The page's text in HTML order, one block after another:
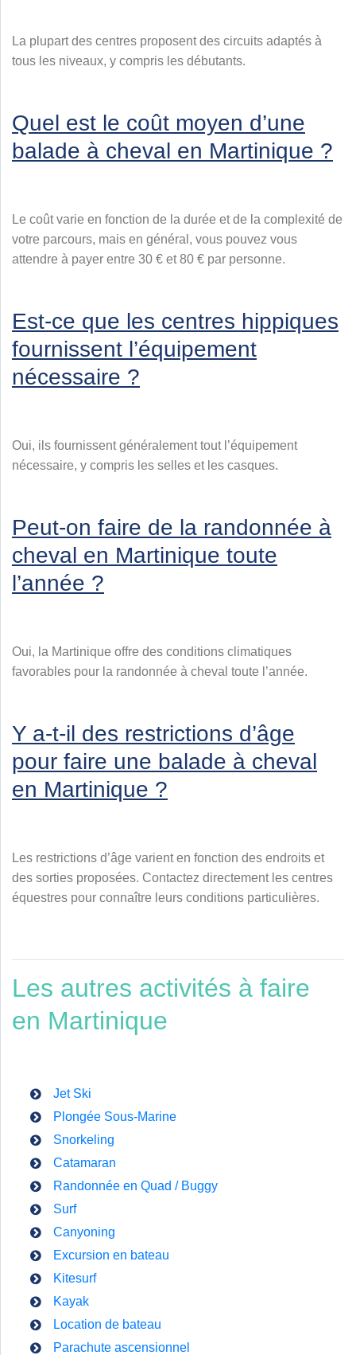
La plupart des centres proposent des circuits adaptés à
tous les niveaux, y compris les débutants.
Quel est le coût moyen d’une
balade à cheval en Martinique ?
Le coût varie en fonction de la durée et de la complexité de
votre parcours, mais en général, vous pouvez vous
attendre à payer entre 30 € et 80 € par personne.
Est-ce que les centres hippiques
fournissent l’équipement
nécessaire ?
Oui, ils fournissent généralement tout l’équipement
nécessaire, y compris les selles et les casques.
Peut-on faire de la randonnée à
cheval en Martinique toute
l’année ?
Oui, la Martinique offre des conditions climatiques
favorables pour la randonnée à cheval toute l’année.
Y a-t-il des restrictions d’âge
pour faire une balade à cheval
en Martinique ?
Les restrictions d’âge varient en fonction des endroits et
des sorties proposées. Contactez directement les centres
équestres pour connaître leurs conditions particulières.
Les autres activités à faire
en Martinique
Jet Ski
Plongée Sous-Marine
Snorkeling
Catamaran
Randonnée en Quad / Buggy
Surf
Canyoning
Excursion en bateau
Kitesurf
Kayak
Location de bateau
Parachute ascensionnel